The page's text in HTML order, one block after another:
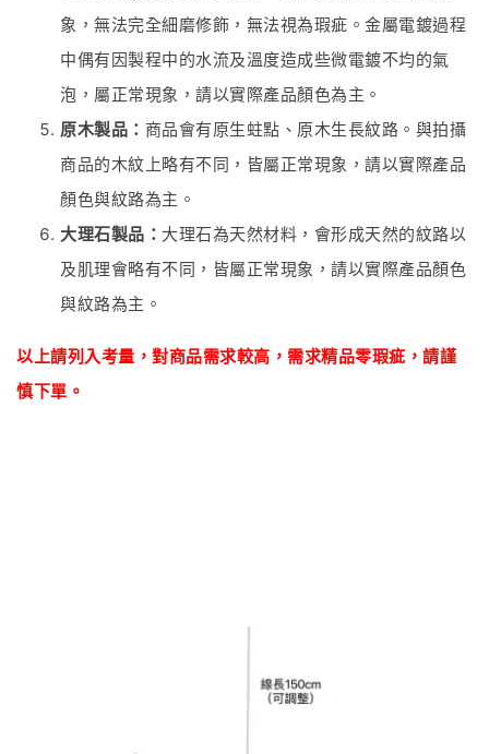
象，無法完全細磨修飾，無法視為瑕疵。金屬電鍍過程
中偶有因製程中的水流及溫度造成些微電鍍不均的氣
泡，屬正常現象，請以實際產品顏色為主。
原木製品： 商品會有原生蛀點、原木生長紋路。與拍攝
商品的木紋上略有不同，皆屬正常現象，請以實際產品
顏色與紋路為主。
大理石製品： 大理石為天然材料，會形成天然的紋路以
及肌理會略有不同，皆屬正常現象，請以實際產品顏色
與紋路為主。
以上請列入考量，對商品需求較高，需求精品零瑕疵 ， 請謹
慎下單。